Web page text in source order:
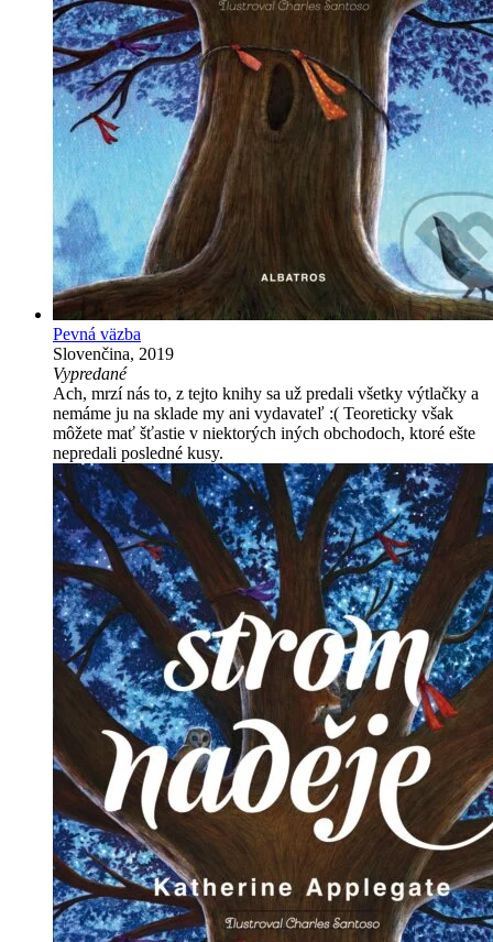
Pevná väzba
Slovenčina, 2019
Vypredané
Ach, mrzí nás to, z tejto knihy sa už predali všetky výtlačky a
nemáme ju na sklade my ani vydavateľ :( Teoreticky však
môžete mať šťastie v niektorých iných obchodoch, ktoré ešte
nepredali posledné kusy.